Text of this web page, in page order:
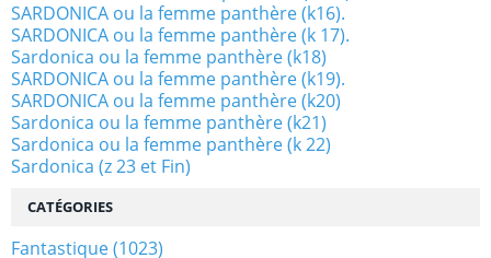
SARDONICA ou la femme panthère (k16).
SARDONICA ou la femme panthère (k 17).
Sardonica ou la femme panthère (k18)
SARDONICA ou la femme panthère (k19).
SARDONICA ou la femme panthère (k20)
Sardonica ou la femme panthère (k21)
Sardonica ou la femme panthère (k 22)
Sardonica (z 23 et Fin)
CATÉGORIES
Fantastique(1023)